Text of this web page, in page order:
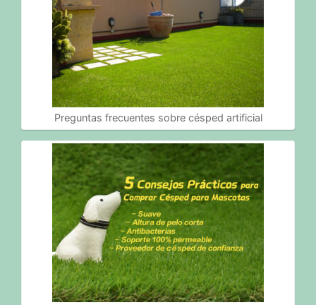
Preguntas frecuentes sobre césped artificial